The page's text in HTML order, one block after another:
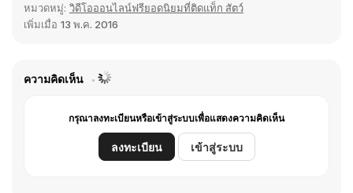
หมวดหมู่: วิดีโอออนไลน์ฟรียอดนิยมที่ติดแท็ก สัตว์
เพิ่มเมื่อ 13 พ.ค. 2016
ความคิดเห็น
กรุณาลงทะเบียนหรือเข้าสู่ระบบเพื่อแสดงความคิดเห็น
ลงทะเบียน เข้าสู่ระบบ